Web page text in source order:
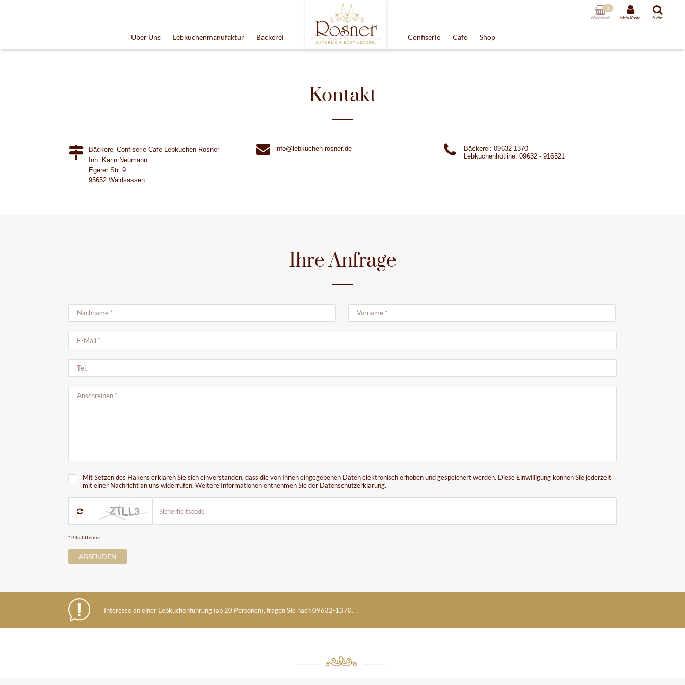
Warenkorb
0
Mein Konto
Suche
Über Uns Lebkuchenmanufaktur Bäckerei Confiserie Cafe Shop
Kontakt
Bäckerei Confiserie Cafe Lebkuchen Rosner
​Inh. Karin Neumann
Egerer Str. 9
95652 Waldsassen
info@lebkuchen-rosner.de
Bäckerei: 09632-1370
Lebkuchenhotline: 09632 - 916521
Ihre Anfrage
Mit Setzen des Hakens erklären Sie sich einverstanden, dass die von Ihnen eingegebenen Daten elektronisch erhoben und gespeichert werden. Diese Einwilligung können Sie jederzeit
mit einer Nachricht an uns widerrufen. Weitere Informationen entnehmen Sie der Datenschutzerklärung.
* Pflichtfelder
ABSENDEN
Interesse an einer Lebkuchenführung (ab 20 Personen), fragen Sie nach 09632-1370.